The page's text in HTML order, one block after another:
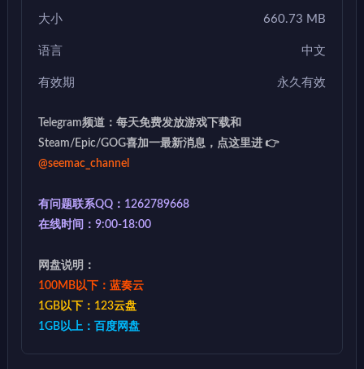
大小 660.73 MB
语言 中文
有效期 永久有效
Telegram频道：每天免费发放游戏下载和
Steam/Epic/GOG喜加一最新消息，点这里进 👉
@seemac_channel
有问题联系QQ：1262789668
在线时间：9:00-18:00
网盘说明：
100MB以下：蓝奏云
1GB以下：123云盘
1GB以上：百度网盘